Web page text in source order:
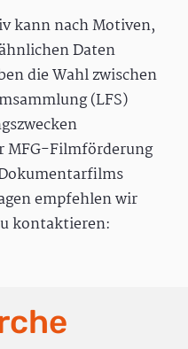
kann nach Motiven,
Daten
die Wahl zwischen
(LFS)
MFG-Filmförderung
empfehlen wir
kontaktieren: